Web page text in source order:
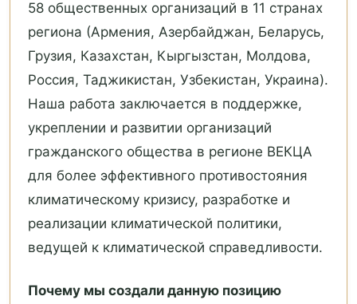
58 общественных организаций в 11 странах
региона (Армения, Азербайджан, Беларусь,
Грузия, Казахстан, Кыргызстан, Молдова,
Россия, Таджикистан, Узбекистан, Украина).
Наша работа заключается в поддержке,
укреплении и развитии организаций
гражданского общества в регионе ВЕКЦА
для более эффективного противостояния
климатическому кризису, разработке и
реализации климатической политики,
ведущей к климатической справедливости.
Почему мы создали данную позицию